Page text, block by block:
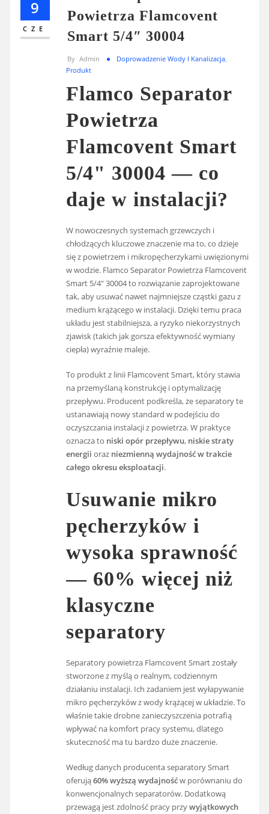
9
CZE
Powietrza Flamcovent
Smart 5/4″ 30004
By Admin Doprowadzenie Wody I Kanalizacja
Produkt
Flamco Separator
Powietrza
Flamcovent Smart
5/4" 30004 — co
daje w instalacji?
W nowoczesnych systemach grzewczych i
chłodzących kluczowe znaczenie ma to, co dzieje
się z powietrzem i mikropęcherzykami uwięzionymi
w wodzie. Flamco Separator Powietrza Flamcovent
Smart 5/4" 30004 to rozwiązanie zaprojektowane
tak, aby usuwać nawet najmniejsze cząstki gazu z
medium krążącego w instalacji. Dzięki temu praca
układu jest stabilniejsza, a ryzyko niekorzystnych
zjawisk (takich jak gorsza efektywność wymiany
ciepła) wyraźnie maleje.
To produkt z linii Flamcovent Smart, który stawia
na przemyślaną konstrukcję i optymalizację
przepływu. Producent podkreśla, że separatory te
ustanawiają nowy standard w podejściu do
oczyszczania instalacji z powietrza. W praktyce
oznacza to niski opór przepływu, niskie straty
energii oraz niezmienną wydajność w trakcie
całego okresu eksploatacji.
Usuwanie mikro
pęcherzyków i
wysoka sprawność
— 60% więcej niż
klasyczne
separatory
Separatory powietrza Flamcovent Smart zostały
stworzone z myślą o realnym, codziennym
działaniu instalacji. Ich zadaniem jest wyłapywanie
mikro pęcherzyków z wody krążącej w układzie. To
właśnie takie drobne zanieczyszczenia potrafią
wpływać na komfort pracy systemu, dlatego
skuteczność ma tu bardzo duże znaczenie.
Według danych producenta separatory Smart
oferują60% wyższą wydajnośćw porównaniu do
konwencjonalnych separatorów. Dodatkową
przewagą jest zdolność pracy przywyjątkowych